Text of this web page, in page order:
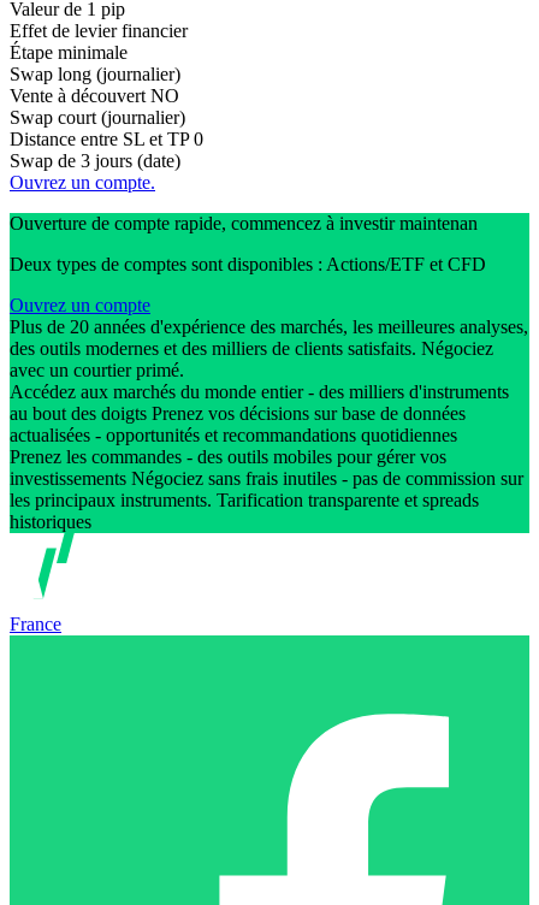
Valeur de 1 pip
Effet de levier financier
Étape minimale
Swap long (journalier)
Vente à découvert NO
Swap court (journalier)
Distance entre SL et TP 0
Swap de 3 jours (date)
Ouvrez un compte.
Ouverture de compte rapide, commencez à investir maintenan
Deux types de comptes sont disponibles : Actions/ETF et CFD
Ouvrez un compte
Plus de 20 années d'expérience des marchés, les meilleures analyses,
des outils modernes et des milliers de clients satisfaits. Négociez
avec un courtier primé.
Accédez aux marchés du monde entier - des milliers d'instruments
au bout des doigts Prenez vos décisions sur base de données
actualisées - opportunités et recommandations quotidiennes
Prenez les commandes - des outils mobiles pour gérer vos
investissements Négociez sans frais inutiles - pas de commission sur
les principaux instruments. Tarification transparente et spreads
historiques
France